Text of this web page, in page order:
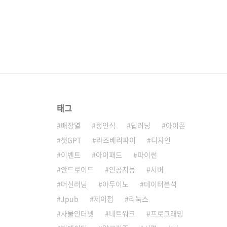
태그
배장열 정인식 딥러닝
아이폰
챗GPT
라즈베리파이
디자인
이벤트
아이패드
파이썬
안드로이드
인공지능
서버
머신러닝
아두이노
데이터분석
Jpub
제이펍
리눅스
사물인터넷
네트워크
프로그래밍